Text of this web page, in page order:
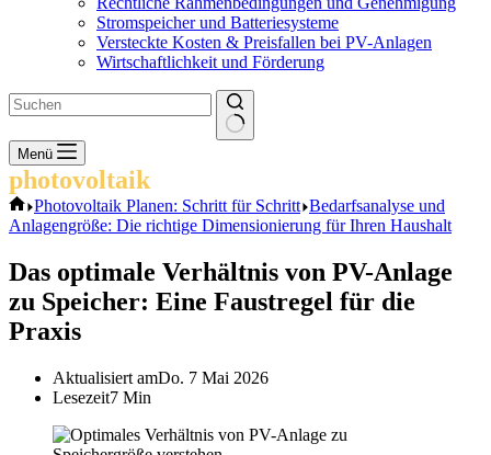
Stromspeicher und Batteriesysteme
Versteckte Kosten & Preisfallen bei PV-Anlagen
Wirtschaftlichkeit und Förderung
Keine
Ergebnisse
Menü
photovoltaik
Start
Photovoltaik Planen: Schritt für Schritt Bedarfsanalyse und
Anlagengröße: Die richtige Dimensionierung für Ihren Haushalt
Das optimale Verhältnis von PV-Anlage
zu Speicher: Eine Faustregel für die
Praxis
Aktualisiert amDo. 7 Mai 2026
Lesezeit7 Min